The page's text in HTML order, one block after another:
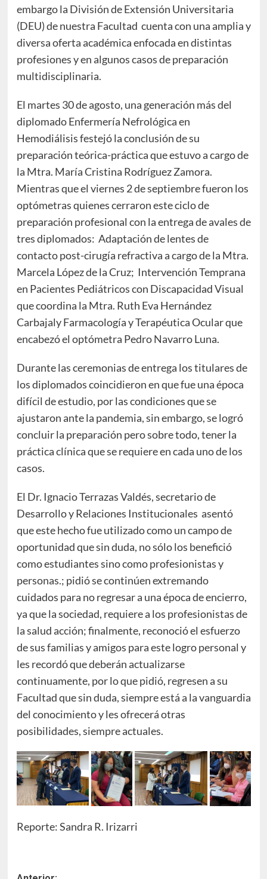
embargo la División de Extensión Universitaria
(DEU) de nuestra Facultad cuenta con una amplia y
diversa oferta académica enfocada en distintas
profesiones y en algunos casos de preparación
multidisciplinaria.
El martes 30 de agosto, una generación más del
diplomado Enfermería Nefrológica en
Hemodiálisis festejó la conclusión de su
preparación teórica-práctica que estuvo a cargo de
la Mtra. María Cristina Rodríguez Zamora.
Mientras que el viernes 2 de septiembre fueron los
optómetras quienes cerraron este ciclo de
preparación profesional con la entrega de avales de
tres diplomados: Adaptación de lentes de
contacto post-cirugía refractiva a cargo de la Mtra.
Marcela López de la Cruz; Intervención Temprana
en Pacientes Pediátricos con Discapacidad Visual
que coordina la Mtra. Ruth Eva Hernández
Carbajaly Farmacología y Terapéutica Ocular que
encabezó el optómetra Pedro Navarro Luna.
Durante las ceremonias de entrega los titulares de
los diplomados coincidieron en que fue una época
difícil de estudio, por las condiciones que se
ajustaron ante la pandemia, sin embargo, se logró
concluir la preparación pero sobre todo, tener la
práctica clínica que se requiere en cada uno de los
casos.
El Dr. Ignacio Terrazas Valdés, secretario de
Desarrollo y Relaciones Institucionales asentó
que este hecho fue utilizado como un campo de
oportunidad que sin duda, no sólo los benefició
como estudiantes sino como profesionistas y
personas.; pidió se continúen extremando
cuidados para no regresar a una época de encierro,
ya que la sociedad, requiere a los profesionistas de
la salud acción; finalmente, reconoció el esfuerzo
de sus familias y amigos para este logro personal y
les recordó que deberán actualizarse
continuamente, por lo que pidió, regresen a su
Facultad que sin duda, siempre está a la vanguardia
del conocimiento y les ofrecerá otras
posibilidades, siempre actuales.
Reporte: Sandra R. Irizarri